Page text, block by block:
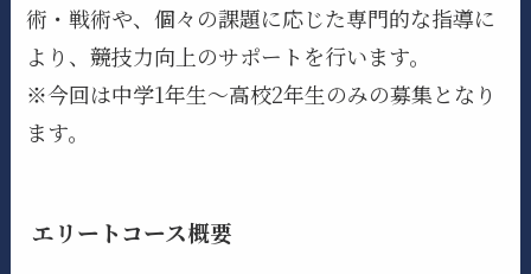
術・戦術や、個々の課題に応じた専門的な指導に
より、競技力向上のサポートを行います。
※今回は中学1年生～高校2年生のみの募集となり
ます。
エリートコース概要